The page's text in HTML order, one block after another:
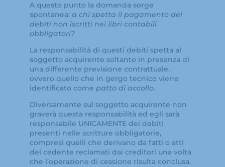
A questo punto la domanda sorge
spontanea:a chi spetta il pagamento dei
debiti non iscritti nei libri contabili
obbligatori?
La responsabilità di questi debiti spetta al
soggetto acquirente soltanto in presenza di
una differente previsione contrattuale,
ovvero quello che in gergo tecnico viene
identificato come patto di accollo.
Diversamente sul soggetto acquirente non
graverà questa responsabilità ed egli sarà
responsabile UNICAMENTE dei debiti
presenti nelle scritture obbligatorie,
compresi quelli che derivano da fatti o atti
del cedente reclamati dai creditori una volta
che l’operazione di cessione risulta conclusa.